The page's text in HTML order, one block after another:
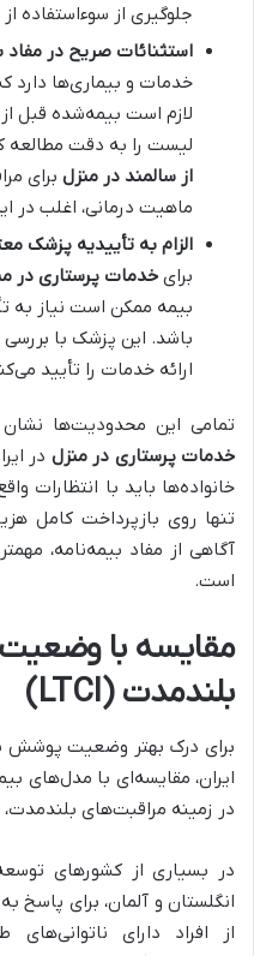
جلوگیری از سوءاستفاده
استثنائات صریح در مفاد
خدمات و بیماری‌ها
لازم است بیمه‌شده قبل
لیست را به دقت مطالعه
از سالمند در منزل برای
ماهیت درمانی، اغلب در
الزام به تأییدیه پزشک
برای خدمات پرستاری در
بیمه ممکن است نیاز به
باشد. این پزشک با بررسی
ارائه خدمات را تأیید
تمامی این محدودیت‌ها
خدمات پرستاری در منزل در
خانواده‌ها باید با انتظارات
تنها روی بازپرداخت کامل
آگاهی از مفاد بیمه‌نامه،
است.
مقایسه با
بلندمدت (LTCI)
برای درک بهتر وضعیت پوشش
ایران، مقایسه‌ای با مدل‌های
در زمینه مراقبت‌های
در بسیاری از کشورهای
انگلستان و آلمان، برای پاسخ
از افراد دارای